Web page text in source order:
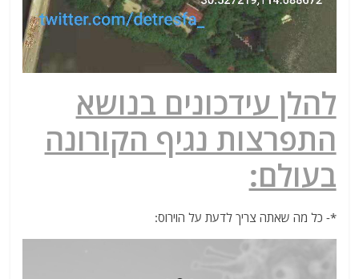
להלן עידכונים בנושא
התפרצות נגיף הקורונה
בעולם:
*- כל מה שאתה צריך לדעת על הוירוס: